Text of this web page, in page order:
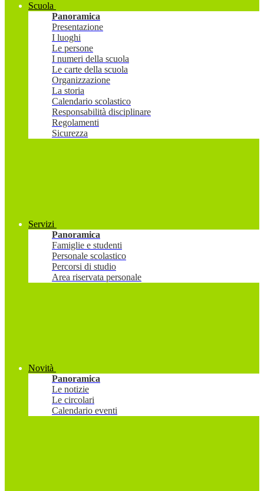
Scuola
Panoramica
Presentazione
I luoghi
Le persone
I numeri della scuola
Le carte della scuola
Organizzazione
La storia
Calendario scolastico
Responsabilità disciplinare
Regolamenti
Sicurezza
Servizi
Panoramica
Famiglie e studenti
Personale scolastico
Percorsi di studio
Area riservata personale
Novità
Panoramica
Le notizie
Le circolari
Calendario eventi